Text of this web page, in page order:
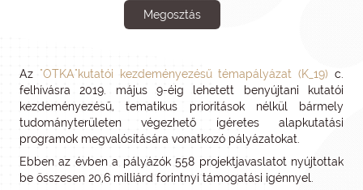
Megosztás
Az "OTKA"kutatói kezdeményezésű témapályázat (K_19) c.
felhívásra 2019. május 9-éig lehetett benyújtani kutatói
kezdeményezésű, tematikus prioritások nélkül bármely
tudományterületen végezhető ígéretes alapkutatási
programok megvalósítására vonatkozó pályázatokat.
Ebben az évben a pályázók 558 projektjavaslatot nyújtottak
be összesen 20,6 milliárd forintnyi támogatási igénnyel.